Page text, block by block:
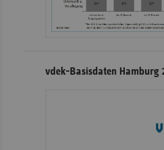
vdek-Basisdaten Hamburg